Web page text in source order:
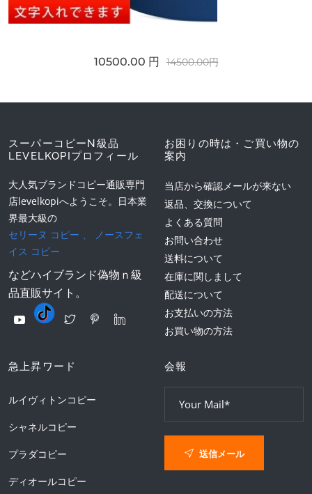
10500.00 円 14500.00円
スーパーコピーN級品
LEVELKOPIプロフィール
大人気ブランドコピー通販専門
店levelkopiへようこそ。日本業
界最大級の
セリーヌ コピー 、
ノースフェ
イス コピー
などハイブランド偽物ｎ級
品直販サイト。
お困りの時は・ご買い物の
案内
当店から確認メールが来ない
返品、交換について
よくある質問
お問い合わせ
送料について
在庫に関しまして
配送について
お支払いの方法
お買い物の方法
急上昇ワード
ルイヴィトンコピー
シャネルコピー
プラダコピー
ディオールコピー
会報
送信メール